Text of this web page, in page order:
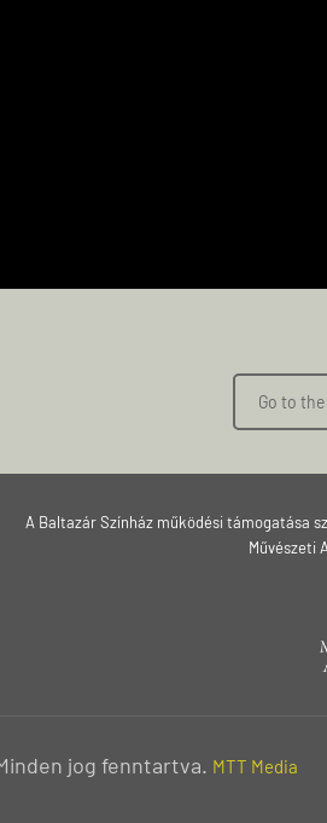
Go to
A Baltazár Színház működési támogatása
Művészeti
jog fenntartva. MTT Media